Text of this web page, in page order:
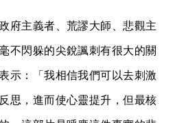
府主義者、荒謬大師、悲觀主
不閃躲的尖銳諷刺有很大的關
示：「我相信我們可以去刺激
思，進而使心靈提升，但最核